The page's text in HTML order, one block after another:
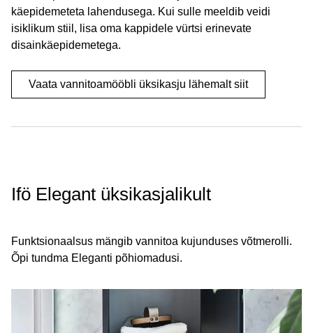
käepidemeteta lahendusega. Kui sulle meeldib veidi
isiklikum stiil, lisa oma kappidele vürtsi erinevate
disainkäepidemetega.
Vaata vannitoamööbli üksikasju lähemalt siit
Ifö Elegant üksikasjalikult
Funktsionaalsus mängib vannitoa kujunduses võtmerolli.
Õpi tundma Eleganti põhiomadusi.